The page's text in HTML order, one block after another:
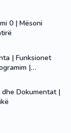
0 | Mësoni
| Funksionet
|
Dokumentat |